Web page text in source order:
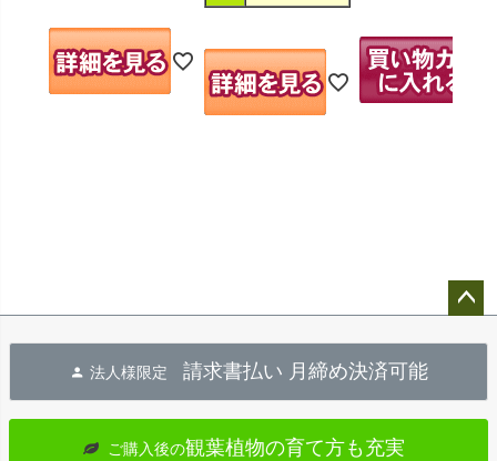
へ
法人様限定 請求書払い 月締め決済可能
ご購入後の観葉植物の育て方も充実